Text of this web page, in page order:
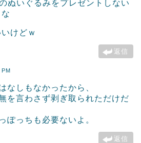
ぬいぐるみをプレゼントしない
けどｗ
返信
なしもなかったから、
を言わさず剥ぎ取られただけだ
ぽっちも必要ないよ。
返信